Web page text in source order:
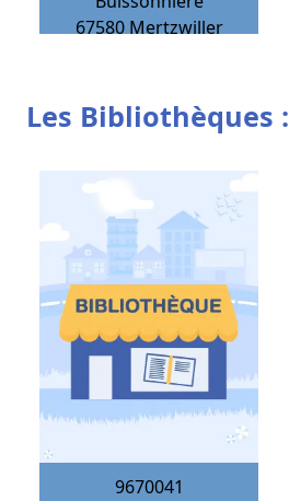
67580 Mertzwiller
Les Bibliothèques :
9670041